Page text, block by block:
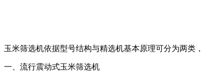
玉米筛选机依据型号结构与精选机基本原理可分为两类
一、流行震动式玉米筛选机